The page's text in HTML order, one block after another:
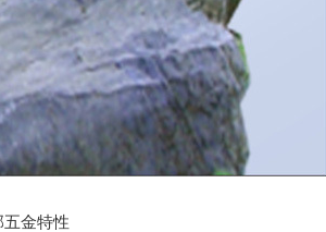
五金特性